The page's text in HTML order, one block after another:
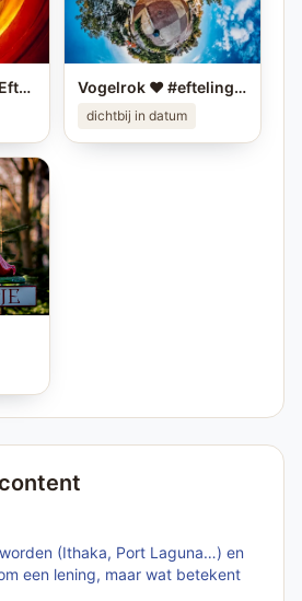
Een paar random Efteling foto's ❤️ Deel je eigen mooiste Efteling foto in je story op #instagram en tag me! #efteling #themeparks #happyplace #brabant #enjoy #pretpark Vogelrok ❤️ #efteling #vogelrok #achtbaan #coaster
dichtbij in datum
(Ithaka, Port Laguna…) en
een lening, maar wat betekent